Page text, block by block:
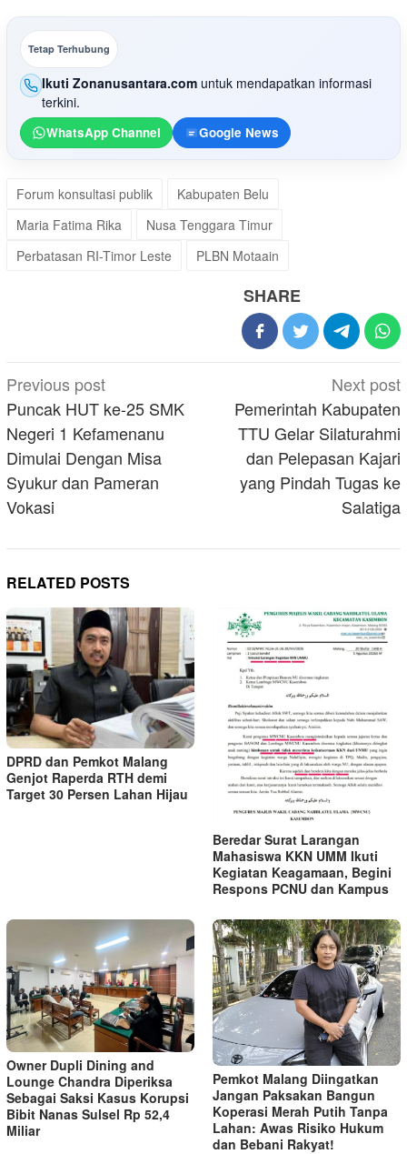
Tetap Terhubung
Ikuti Zonanusantara.com untuk mendapatkan informasi
terkini.
WhatsApp Channel Google News
Forum konsultasi publik
Kabupaten Belu
Maria Fatima Rika
Nusa Tenggara Timur
Perbatasan RI-Timor Leste
PLBN Motaain
SHARE
Post
navigation
Previous post
Puncak HUT ke-25 SMK
Negeri 1 Kefamenanu
Dimulai Dengan Misa
Syukur dan Pameran
Vokasi
Next post
Pemerintah Kabupaten
TTU Gelar Silaturahmi
dan Pelepasan Kajari
yang Pindah Tugas ke
Salatiga
RELATED POSTS
DPRD dan Pemkot Malang
Genjot Raperda RTH demi
Target 30 Persen Lahan Hijau
Beredar Surat Larangan
Mahasiswa KKN UMM Ikuti
Kegiatan Keagamaan, Begini
Respons PCNU dan Kampus
Owner Dupli Dining and
Lounge Chandra Diperiksa
Sebagai Saksi Kasus Korupsi
Bibit Nanas Sulsel Rp 52,4
Miliar
Pemkot Malang Diingatkan
Jangan Paksakan Bangun
Koperasi Merah Putih Tanpa
Lahan: Awas Risiko Hukum
dan Bebani Rakyat!